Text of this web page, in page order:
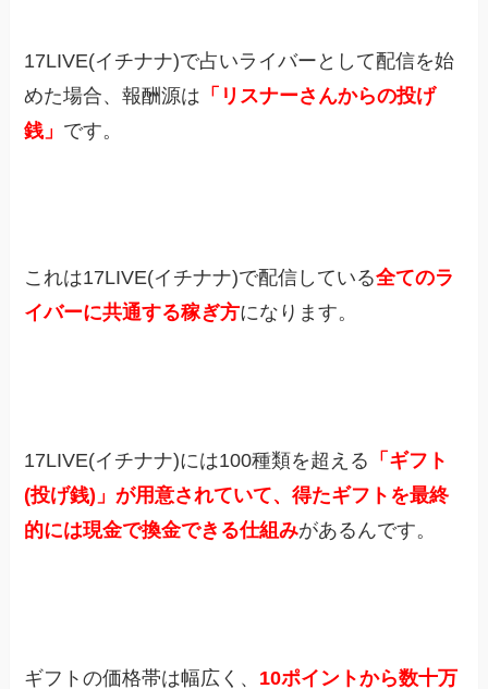
17LIVE(イチナナ)で占いライバーとして配信を始
めた場合、報酬源は 「リスナーさんからの投げ
銭」 です。
これは17LIVE(イチナナ)で配信している全てのラ
イバーに共通する稼ぎ方になります。
17LIVE(イチナナ)には100種類を超える 「 ギフト
(投げ銭)」が用意されていて、得たギフトを最終
的には現金で換金できる仕組みがあるんです。
ギフトの価格帯は幅広く、 10ポイントから数十万